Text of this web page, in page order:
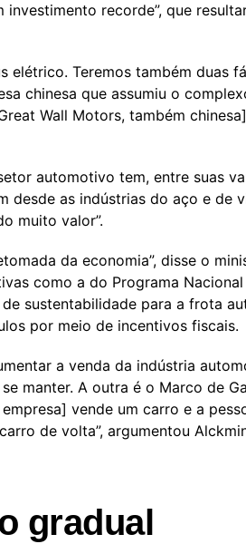
investimento recorde”, que
elétrico. Teremos também duas
chinesa que assumiu o
Wall Motors, também
automotivo tem, entre suas
desde as indústrias do aço e de
muito valor”.
da economia”, disse o
como a do Programa
sustentabilidade para a frota
por meio de incentivos fiscais.
a venda da indústria
manter. A outra é o Marco de
vende um carro e a
de volta”, argumentou
gradual